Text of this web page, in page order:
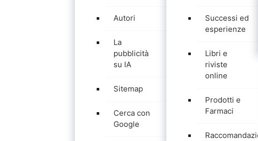
Autori
La
pubblicità
su IA
Sitemap
Cerca con
Google
Successi ed
esperienze
Libri e
riviste
online
Prodotti e
Farmaci